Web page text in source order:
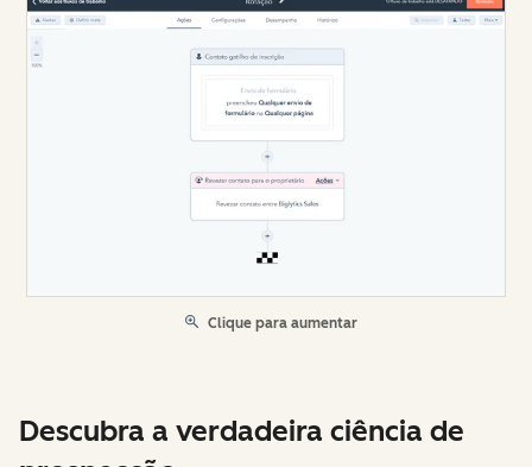
Clique para aumentar
Descubra a verdadeira ciência de